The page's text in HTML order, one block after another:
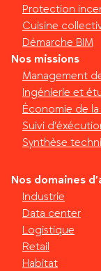
Protection
Cuisine
Démarche BIM
Nos missions
Management
Ingénierie et
Économie de
Suivi
Synthèse
Nos domaines
Industrie
Data center
Logistique
Retail
Habitat